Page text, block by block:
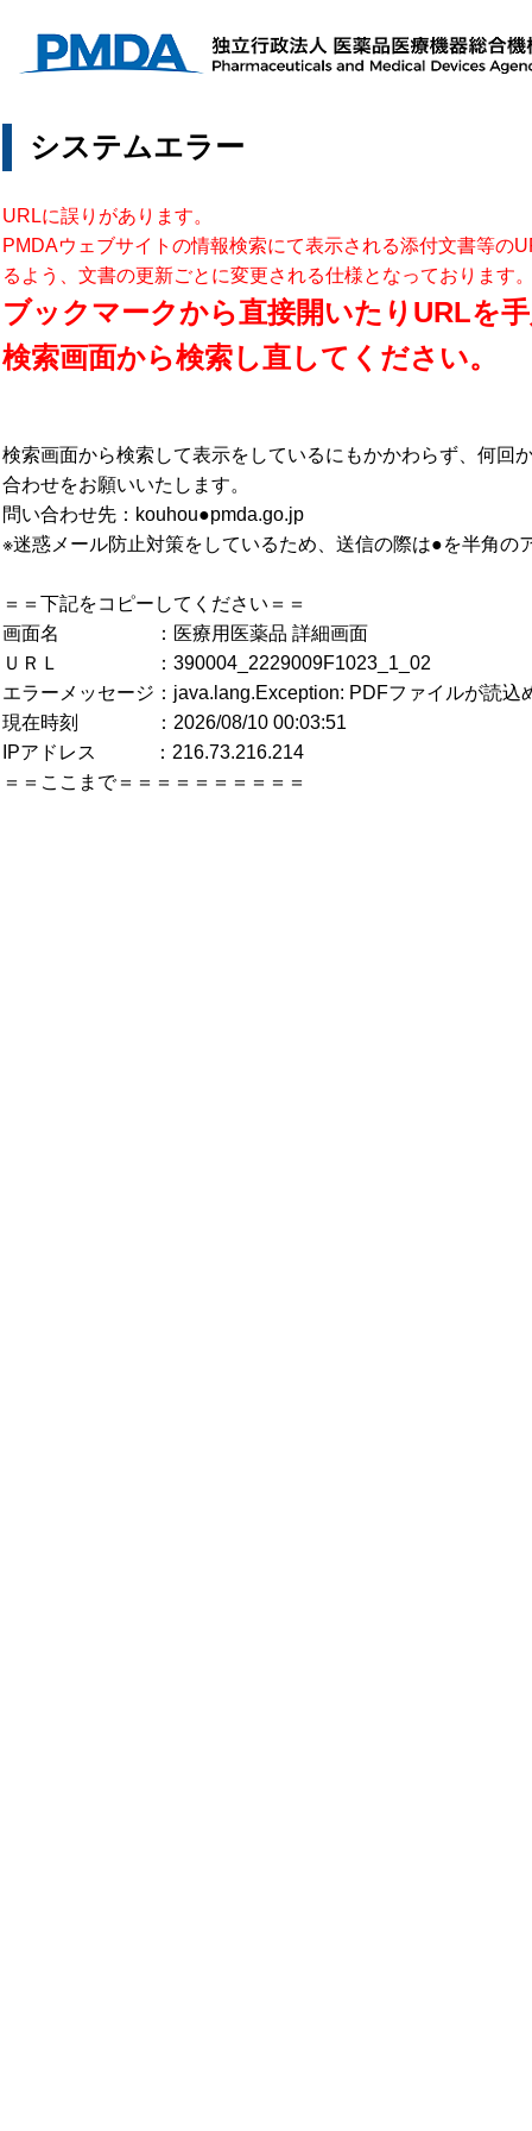
システムエラー
URLに誤りがあります。
PMDAウェブサイトの情報検索にて表示される添付文書等の
るよう、文書の更新ごとに変更される仕様となっております
ブックマークから直接開いたりURLを
検索画面から検索し直してください。
検索画面から検索して表示をしているにもかかわらず、何回
合わせをお願いいたします。
問い合わせ先：kouhou●pmda.go.jp
※迷惑メール防止対策をしているため、送信の際は●を半角の
＝＝下記をコピーしてください＝＝
画面名 ：医療用医薬品 詳細画面
ＵＲＬ ：390004_2229009F1023_1_02
エラーメッセージ：java.lang.Exception: PDFファイルが読込
現在時刻 ：2026/08/10 00:03:51
IPアドレス ：216.73.216.214
＝＝ここまで＝＝＝＝＝＝＝＝＝＝